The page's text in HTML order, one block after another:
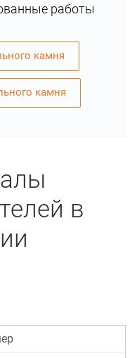
работы
камня
камня
в